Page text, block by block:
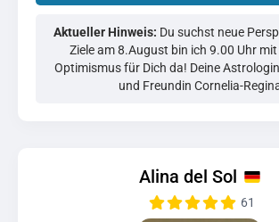
Aktueller Hinweis: Du suchst neue
Ziele am 8.August bin ich 9.00 Uhr mit
Optimismus für Dich da! Deine
und Freundin Cornelia-
Alina del Sol
61